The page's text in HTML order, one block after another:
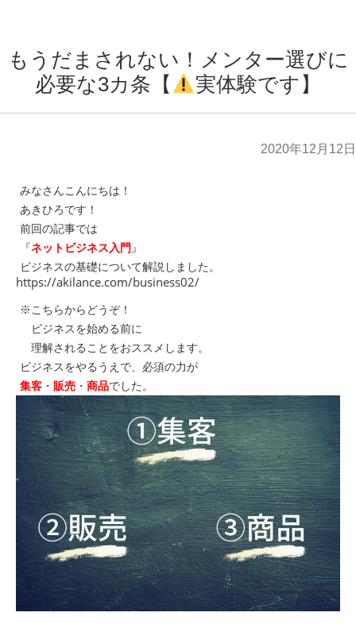
もうだまされない！メンター選びに
必要な3カ条【
実体験です】
2020年12月12日
みなさんこんにちは！
あきひろです！
前回の記事では
『ネットビジネス入門』
ビジネスの基礎について解説しました。
https://akilance.com/business02/
※こちらからどうぞ！
ビジネスを始める前に
理解されることをおススメします。
ビジネスをやるうえで、必須の力が
集客 ・ 販売 ・ 商品でした。